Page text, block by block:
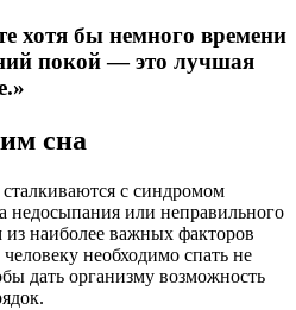
хотя бы немного времени
покой — это лучшая
сна
с синдромом
недосыпания или неправильного
наиболее важных факторов
необходимо спать не
дать организму возможность